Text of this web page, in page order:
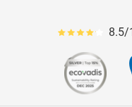
Gemiddeld8.5/